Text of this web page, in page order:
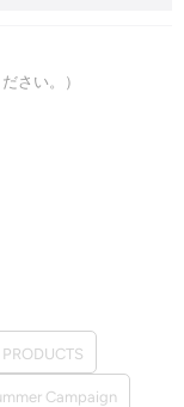
さい。）
Campaign